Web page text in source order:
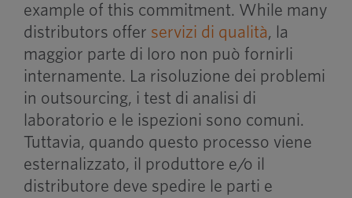
example of this commitment. While many
distributors offer servizi di qualità, la
maggior parte di loro non può fornirli
internamente. La risoluzione dei problemi
in outsourcing, i test di analisi di
laboratorio e le ispezioni sono comuni.
Tuttavia, quando questo processo viene
esternalizzato, il produttore e/o il
distributore deve spedire le parti e